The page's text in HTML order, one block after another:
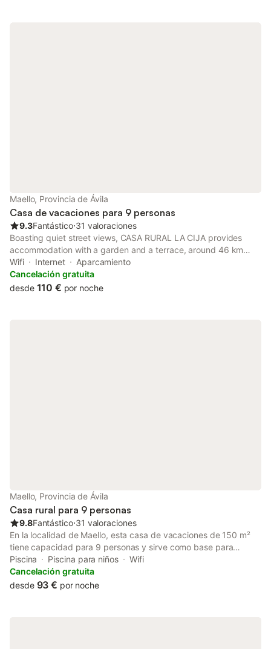
Maello, Provincia de Ávila
Casa de vacaciones para 9 personas
9.3Fantástico⋅31 valoraciones
Boasting quiet street views, CASA RURAL LA CIJA provides
accommodation with a garden and a terrace, around 46 km
from Alcazar de Segovia. Featuring mountain and inner
courtyard views, this holiday home also provides guests with
free WiFi.
Wifi Internet
Aparcamiento
Cancelación gratuita
desde 110 € por noche
Maello, Provincia de Ávila
Casa rural para 9 personas
9.8Fantástico⋅31 valoraciones
En la localidad de Maello, esta casa de vacaciones de 150 m²
tiene capacidad para 9 personas y sirve como base para
explorar el entorno. La propiedad cuenta con 3 dormitorios, 2
baños y una cocina equipada con lavavajillas, horno y
microondas, además de una zona de estar con televisión de
Piscina Piscina para niños
Wifi
Cancelación gratuita
desde 93 € por noche